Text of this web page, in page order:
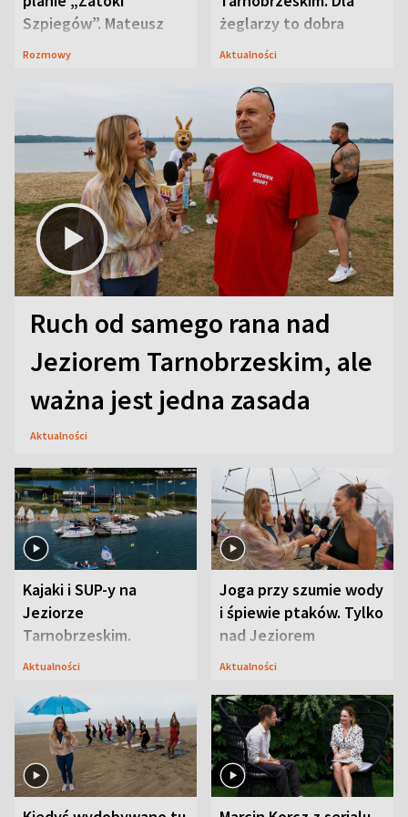
Szpiegów”. Mateusz
Janicki odsłonił
Rozmowy
żeglarzy to dobra
wiadomość
Aktualności
Ruch od samego rana nad
Jeziorem Tarnobrzeskim, ale
ważna jest jedna zasada
Aktualności
Kajaki i SUP-y na
Jeziorze
Tarnobrzeskim.
Przyrodnicy zwracają
Aktualności
Joga przy szumie wody
i śpiewie ptaków. Tylko
nad Jeziorem
Tarnobrzeskim
Aktualności